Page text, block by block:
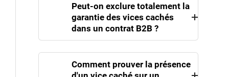
Dans les relationsentre
professionnels , le délai pour intenter
une action en garantie des vices
à partir de la
découverte du vice. Ce délai s'ajoute
Peut-on exclure totalement la
garantie des vices cachés
dans un contrat B2B ?
La Cour de cassation reconnaît la
Comment prouver la présence